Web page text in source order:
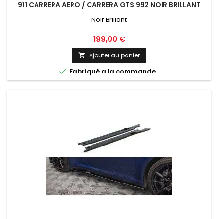
911 CARRERA AERO / CARRERA GTS 992 NOIR BRILLANT
Noir Brillant
Prix
199,00 €
 Ajouter au panier
 Fabriqué a la commande